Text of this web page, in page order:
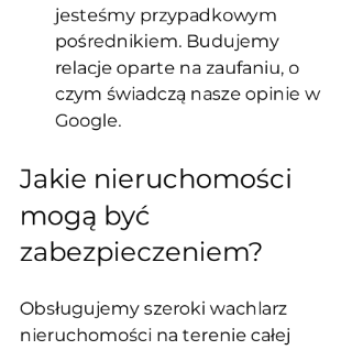
jesteśmy przypadkowym
pośrednikiem. Budujemy
relacje oparte na zaufaniu, o
czym świadczą nasze opinie w
Google.
Jakie nieruchomości
mogą być
zabezpieczeniem?
Obsługujemy szeroki wachlarz
nieruchomości na terenie całej